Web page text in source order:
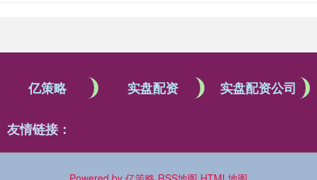
亿策略 实盘配资 实盘配资公司
友情链接：